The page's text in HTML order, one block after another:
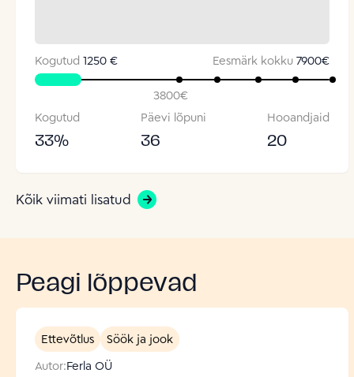
Kogutud 1250 € Eesmärk kokku 7900€
3800€
Kogutud
33%
Päevi lõpuni
36
Hooandjaid
20
Kõik viimati lisatud
Peagi lõppevad
Ettevõtlus
Söök ja jook
Autor:Ferla OÜ